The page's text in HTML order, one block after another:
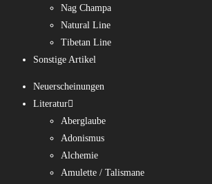
Nag Champa
Natural Line
Tibetan Line
Sonstige Artikel
Neuerscheinungen
Literatur
Aberglaube
Adonismus
Alchemie
Amulette / Talismane